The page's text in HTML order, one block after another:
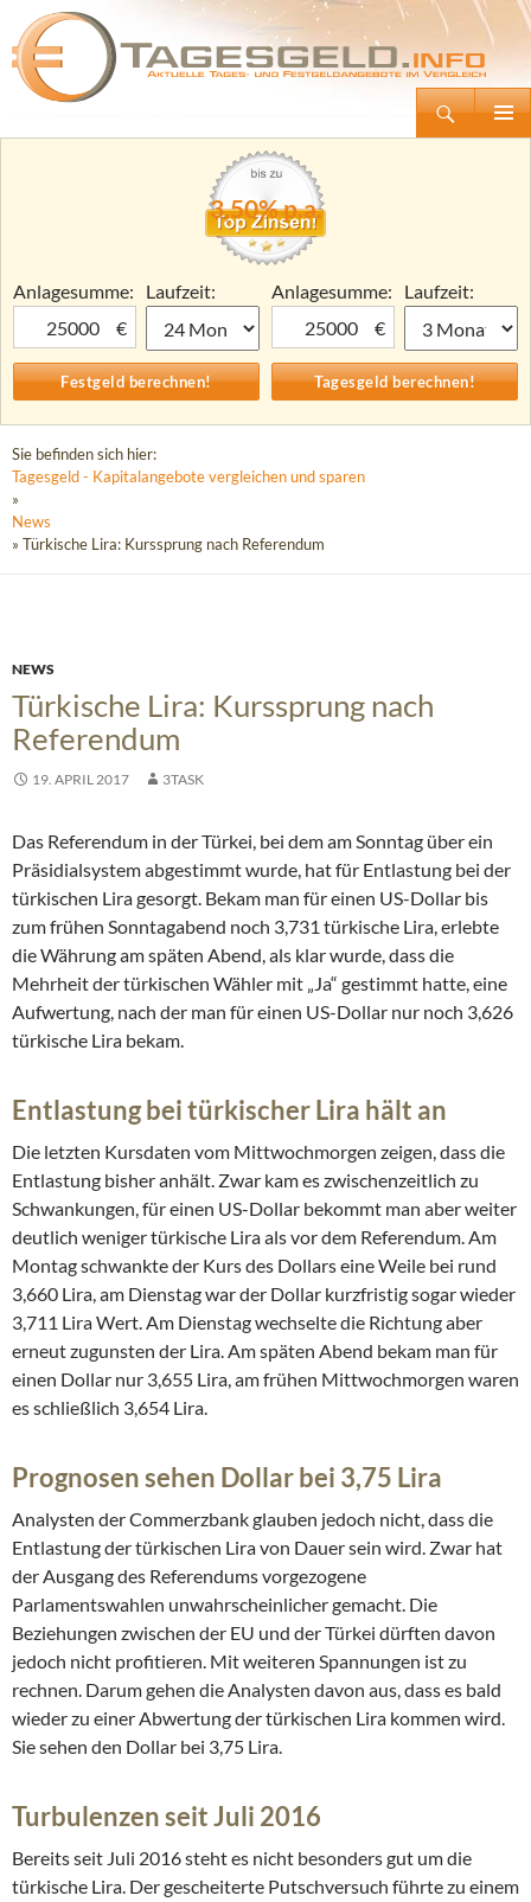
Tagesgeld.info – Tagesgeldkonten vergleichen und Tagesgeld-Zinsen berechnen
Zum
3,50% p.a.
Anlagesumme:
€
Laufzeit:
Anlagesumme:
€
Laufzeit:
Sie befinden sich hier:
Tagesgeld - Kapitalangebote vergleichen und sparen
»
News
» Türkische Lira: Kurssprung nach Referendum
NEWS
Türkische Lira: Kurssprung nach
Referendum
19. APRIL 2017 3TASK
Das Referendum in der Türkei, bei dem am Sonntag über ein
Präsidialsystem abgestimmt wurde, hat für Entlastung bei der
türkischen Lira gesorgt. Bekam man für einen US-Dollar bis
zum frühen Sonntagabend noch 3,731 türkische Lira, erlebte
die Währung am späten Abend, als klar wurde, dass die
Mehrheit der türkischen Wähler mit „Ja“ gestimmt hatte, eine
Aufwertung, nach der man für einen US-Dollar nur noch 3,626
türkische Lira bekam.
Entlastung bei türkischer Lira hält an
Die letzten Kursdaten vom Mittwochmorgen zeigen, dass die
Entlastung bisher anhält. Zwar kam es zwischenzeitlich zu
Schwankungen, für einen US-Dollar bekommt man aber weiter
deutlich weniger türkische Lira als vor dem Referendum. Am
Montag schwankte der Kurs des Dollars eine Weile bei rund
3,660 Lira, am Dienstag war der Dollar kurzfristig sogar wieder
3,711 Lira Wert. Am Dienstag wechselte die Richtung aber
erneut zugunsten der Lira. Am späten Abend bekam man für
einen Dollar nur 3,655 Lira, am frühen Mittwochmorgen waren
es schließlich 3,654 Lira.
Prognosen sehen Dollar bei 3,75 Lira
Analysten der Commerzbank glauben jedoch nicht, dass die
Entlastung der türkischen Lira von Dauer sein wird. Zwar hat
der Ausgang des Referendums vorgezogene
Parlamentswahlen unwahrscheinlicher gemacht. Die
Beziehungen zwischen der EU und der Türkei dürften davon
jedoch nicht profitieren. Mit weiteren Spannungen ist zu
rechnen. Darum gehen die Analysten davon aus, dass es bald
wieder zu einer Abwertung der türkischen Lira kommen wird.
Sie sehen den Dollar bei 3,75 Lira.
Turbulenzen seit Juli 2016
Bereits seit Juli 2016 steht es nicht besonders gut um die
türkische Lira. Der gescheiterte Putschversuch führte zu einem